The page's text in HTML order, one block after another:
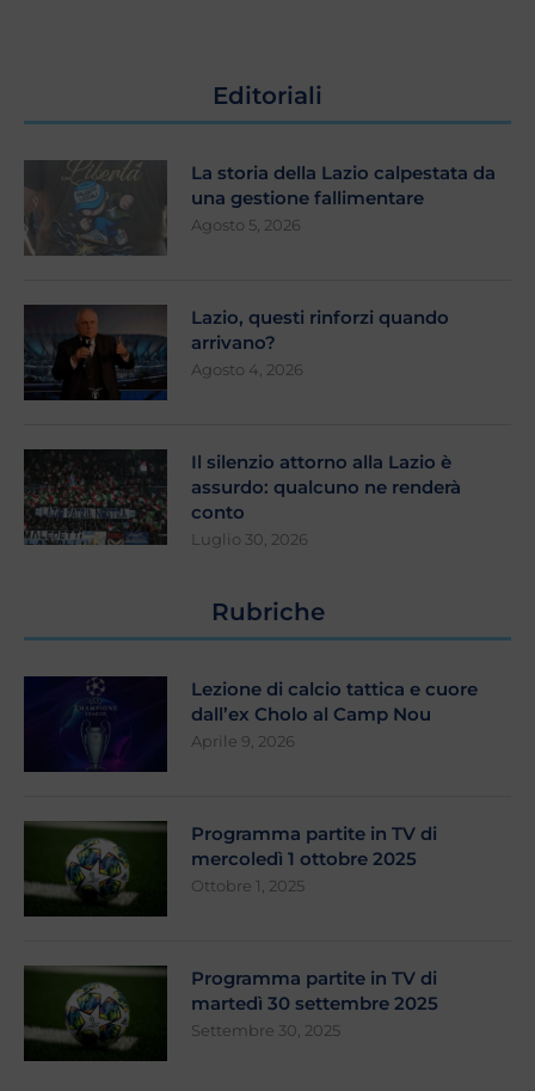
Editoriali
La storia della Lazio calpestata da
una gestione fallimentare
Agosto 5, 2026
Lazio, questi rinforzi quando
arrivano?
Agosto 4, 2026
Il silenzio attorno alla Lazio è
assurdo: qualcuno ne renderà
conto
Luglio 30, 2026
Rubriche
Lezione di calcio tattica e cuore
dall’ex Cholo al Camp Nou
Aprile 9, 2026
Programma partite in TV di
mercoledì 1 ottobre 2025
Ottobre 1, 2025
Programma partite in TV di
martedì 30 settembre 2025
Settembre 30, 2025